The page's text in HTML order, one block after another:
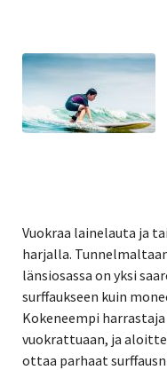
Vuokraa lainelauta ja
harjalla.
länsiosassa on yksi
surffaukseen kuin
Kokeneempi
vuokrattuaan, ja
ottaa parhaat